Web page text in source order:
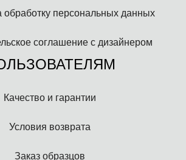
обработку персональных данных
соглашение с дизайнером
Качество и гарантии
Условия возврата
Заказ образцов